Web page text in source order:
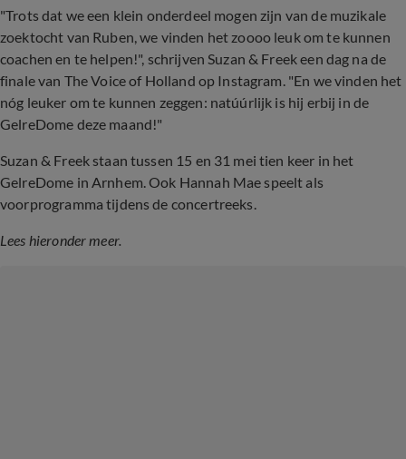
"Trots dat we een klein onderdeel mogen zijn van de muzikale
zoektocht van Ruben, we vinden het zoooo leuk om te kunnen
coachen en te helpen!", schrijven Suzan & Freek een dag na de
finale van The Voice of Holland op Instagram. "En we vinden het
nóg leuker om te kunnen zeggen: natúúrlijk is hij erbij in de
GelreDome deze maand!"
Suzan & Freek staan tussen 15 en 31 mei tien keer in het
GelreDome in Arnhem. Ook Hannah Mae speelt als
voorprogramma tijdens de concertreeks.
Lees hieronder meer.